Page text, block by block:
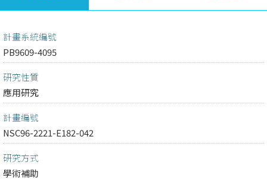
計畫系統編號
PB9609-4095
研究性質
應用研究
計畫編號
NSC96-2221-E182-042
研究方式
學術補助